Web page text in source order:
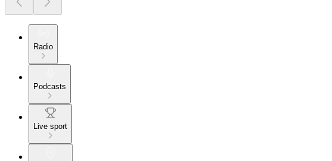
Radio
Podcasts
Live sport